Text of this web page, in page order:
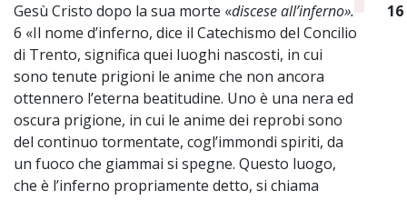
Gesù Cristo dopo la sua morte «discese all’inferno».
6 «Il nome d’inferno, dice il Catechismo del Concilio
di Trento, significa quei luoghi nascosti, in cui
sono tenute prigioni le anime che non ancora
ottennero l’eterna beatitudine. Uno è una nera ed
oscura prigione, in cui le anime dei reprobi sono
del continuo tormentate, cogl’immondi spiriti, da
un fuoco che giammai si spegne. Questo luogo,
che è l’inferno propriamente detto, si chiama
16